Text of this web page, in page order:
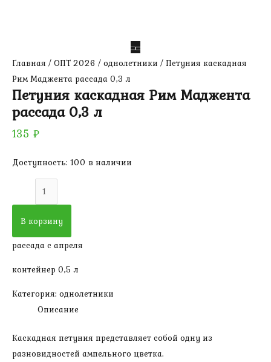
Главная / ОПТ 2026 / однолетники / Петуния каскадная
Рим Маджента рассада 0,3 л
Петуния каскадная Рим Маджента
рассада 0,3 л
135 ₽
Доступность: 100 в наличии
Количество
товара
Петуния
Рим
Маджента
0,3
В корзину
рассада с апреля
контейнер 0,5 л
Категория: однолетники
Описание
Каскадная петуния представляет собой одну из
разновидностей ампельного цветка.